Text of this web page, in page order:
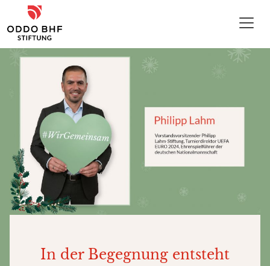
Zum Inhalt
ODDO BHF Stiftung
In der Begegnung entsteht